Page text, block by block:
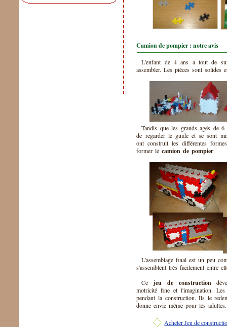
Camion de pompier : notre avis
L'enfant de 4 ans a tout de
assembler. Les pièces sont solides
Tandis que les grands agés de
de regarder le guide et se sont
ont construit les différentes
former lecamion de pompier.
L'assemblage final est un peu
s'assemblent très facilement entre
Cejeu de construction
motricité fine et l'imagination.
pendant la construction. Ils le
donne envie même pour les adultes.
Acheter Jeu de